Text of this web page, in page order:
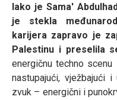
Iako je Sama'
je stekla
karijera zapravo je
Palestinu i preselila
energičnu techno scenu
nastupajući, vježbajući
zvuk – energični i